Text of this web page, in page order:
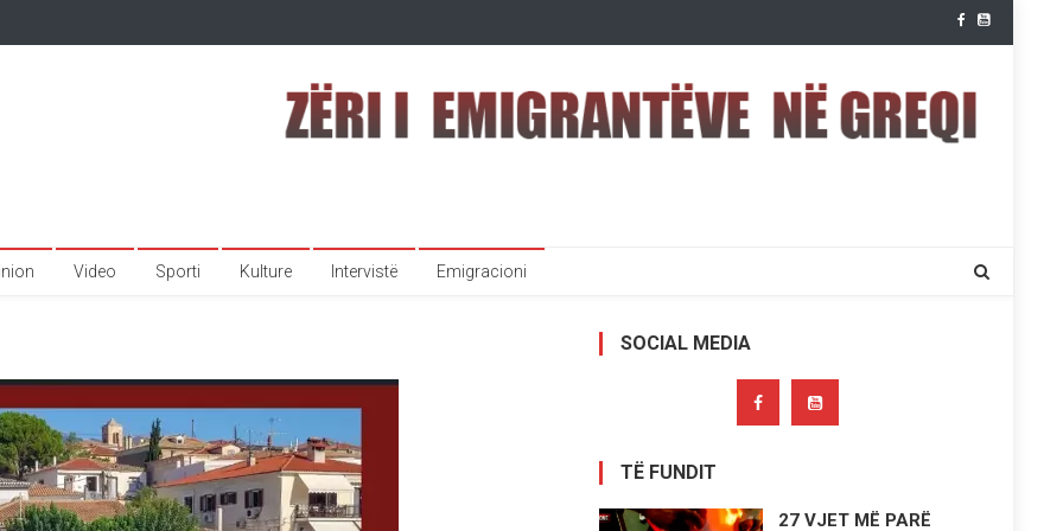
Video Sporti Kulture Intervistë Emigracioni
SOCIAL MEDIA
TË FUNDIT
27 VJET MË PARË